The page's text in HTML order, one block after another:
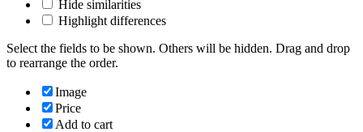
Hide similarities
Highlight differences
Select the fields to be shown. Others will be hidden. Drag and drop
to rearrange the order.
Image
Price
Add to cart